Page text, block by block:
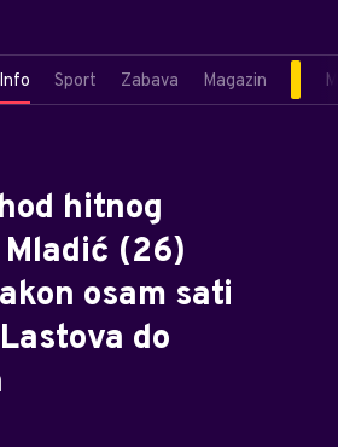
Info Sport Zabava Magazin
hitnog
(26)
osam sati
do